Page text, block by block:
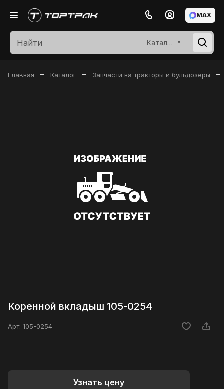
Каталог
MAX
Главная – Каталог – Запчасти на тракторы и бульдозеры –
Коренной вкладыш 105-0254
Арт. 105-0254
Узнать цену